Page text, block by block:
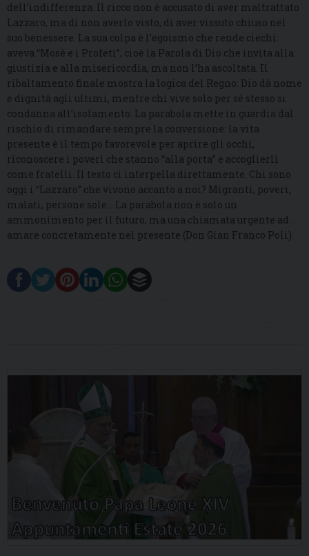
dell’indifferenza. Il ricco non è accusato di aver maltrattato
Lazzaro, ma di non averlo visto, di aver vissuto chiuso nel
suo benessere. La sua colpa è l’egoismo che rende ciechi:
aveva “Mosè e i Profeti”, cioè la Parola di Dio che invita alla
giustizia e alla misericordia, ma non l’ha ascoltata. Il
ribaltamento finale mostra la logica del Regno: Dio dà nome
e dignità agli ultimi, mentre chi vive solo per sé stesso si
condanna all’isolamento. La parabola mette in guardia dal
rischio di rimandare sempre la conversione: la vita
presente è il tempo favorevole per aprire gli occhi,
riconoscere i poveri che stanno “alla porta” e accoglierli
come fratelli. Il testo ci interpella direttamente. Chi sono
oggi i “Lazzaro” che vivono accanto a noi? Migranti, poveri,
malati, persone sole… La parabola non è solo un
ammonimento per il futuro, ma una chiamata urgente ad
amare concretamente nel presente (Don Gian Franco Poli).